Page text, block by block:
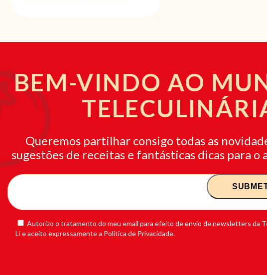
BEM-VINDO AO
Queremos partilhar consigo todas as
sugestões de receitas e fantásticas dicas para o
Autorizo o tratamento do meu email para efeito de envio de newsletters da
Li e aceito expressamente a Política de Privacidade.